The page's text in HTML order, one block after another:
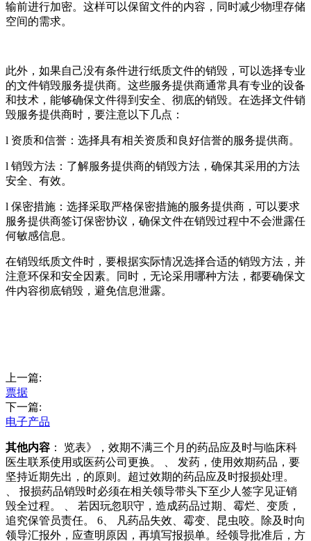
输前进行加密。这样可以保留文件的内容，同时减少物理存储
空间的需求。
此外，如果自己没有条件进行纸质文件的销毁，可以选择专业
的文件销毁服务提供商。这些服务提供商通常具有专业的设备
和技术，能够确保文件得到安全、彻底的销毁。在选择文件销
毁服务提供商时，要注意以下几点：
l 资质和信誉：选择具有相关资质和良好信誉的服务提供商。
l 销毁方法：了解服务提供商的销毁方法，确保其采用的方法
安全、有效。
l 保密措施：选择采取严格保密措施的服务提供商，可以要求
服务提供商签订保密协议，确保文件在销毁过程中不会泄露任
何敏感信息。
在销毁纸质文件时，要根据实际情况选择合适的销毁方法，并
注意环保和安全因素。同时，无论采用哪种方法，都要确保文
件内容彻底销毁，避免信息泄露。
上一篇:
票据
下一篇:
电子产品
其他内容 ： 览表》，效期不满三个月的药品应及时与临床科
医生联系使用或医药公司更换。 、 发药，使用效期药品，要
坚持近期先出，的原则。超过效期的药品应及时报损处理。
、 报损药品销毁时必须在相关领导带头下至少人签字见证销
毁全过程。 、 若因玩忽职守，造成药品过期、霉烂、变质，
追究保管员责任。 6、 凡药品失效、霉变、昆虫咬。除及时向
领导汇报外，应查明原因，再填写报损单。经领导批准后，方